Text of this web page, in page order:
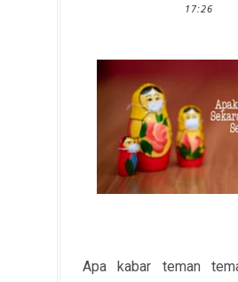
17:26
Apa kabar teman